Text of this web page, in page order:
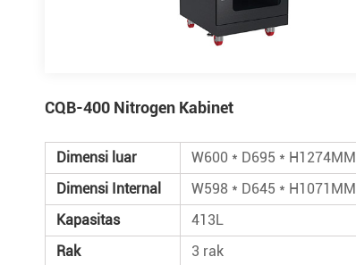
CQB-400 Nitrogen Kabinet
Dimensi luar
W600 * D695 * H1274MM
Dimensi Internal
W598 * D645 * H1071MM
Kapasitas
413L
Rak
3 rak